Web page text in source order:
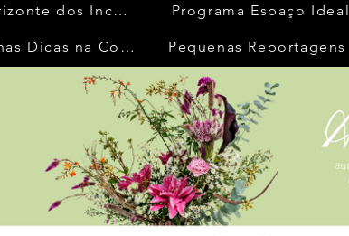
Horizonte dos Inconfidentes
Minhas Dicas na Cozinha
Programa Espaço Ideal
Pequenas Reportagens